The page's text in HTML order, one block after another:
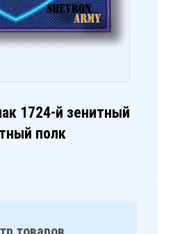
1724-й зенитный
полк